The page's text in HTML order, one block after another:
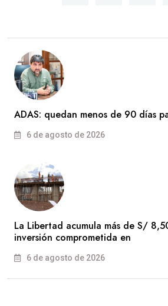
ADAS: quedan menos de 90 días
6 de agosto de 2026
La Libertad acumula más de S/
inversión comprometida en
6 de agosto de 2026